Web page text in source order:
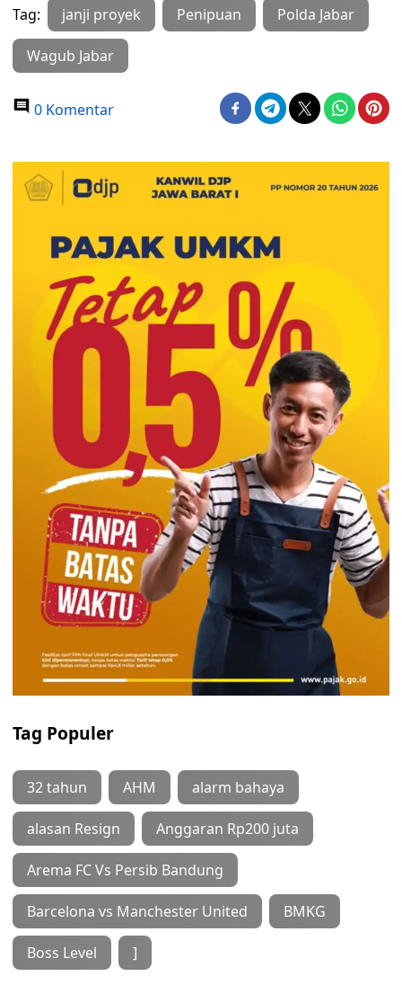
Tag: janji proyek Penipuan Polda Jabar
Wagub Jabar
0 Komentar
Tag Populer
32 tahun AHM alarm bahaya
alasan Resign Anggaran Rp200 juta
Arema FC Vs Persib Bandung
Barcelona vs Manchester United BMKG
Boss Level ]